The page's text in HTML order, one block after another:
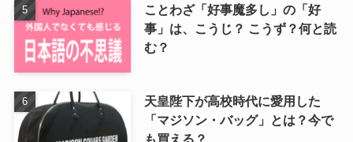
ことわざ「好事魔多し」の「好
事」は、こうじ？ こうず？何と読
む？
天皇陛下が高校時代に愛用した
「マジソン・バッグ」とは？今で
も買える？